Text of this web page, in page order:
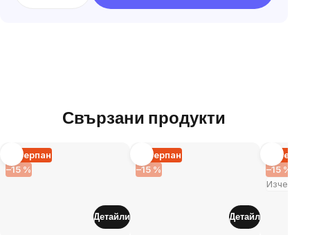
Свързани продукти
Изчерпан
–15 %
Детайли
Изчерпан
–15 %
Детайл
–15 %